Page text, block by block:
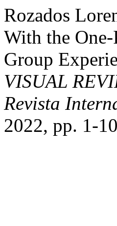
Rozados
With the
Group
VISUAL
Revista
2022, pp. 1-